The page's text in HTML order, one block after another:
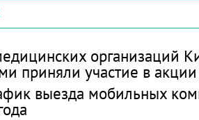
организаций
приняли участие в
выезда мобильных